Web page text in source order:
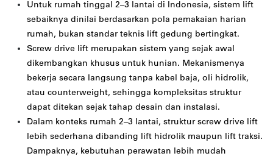
Untuk rumah tinggal 2–3 lantai di Indonesia, sistem lift
sebaiknya dinilai berdasarkan pola pemakaian harian
rumah, bukan standar teknis lift gedung bertingkat.
Screw drive lift merupakan sistem yang sejak awal
dikembangkan khusus untuk hunian. Mekanismenya
bekerja secara langsung tanpa kabel baja, oli hidrolik,
atau counterweight, sehingga kompleksitas struktur
dapat ditekan sejak tahap desain dan instalasi.
Dalam konteks rumah 2–3 lantai, struktur screw drive lift
lebih sederhana dibanding lift hidrolik maupun lift traksi.
Dampaknya, kebutuhan perawatan lebih mudah